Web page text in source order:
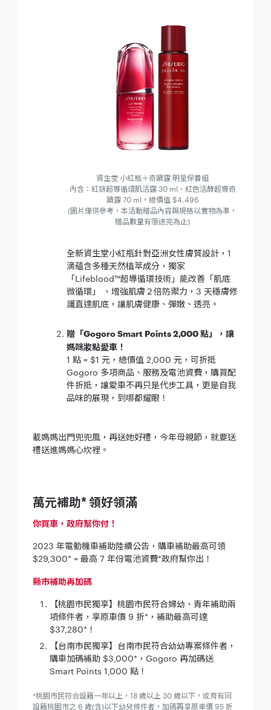
資生堂 小紅瓶＋奇蹟露 明星保養組
內含：紅妍超導循環肌活露 30 ml、紅色活酵超導奇
蹟露 70 ml，總價值 $4,496
(圖片僅供參考，本活動贈品內容與規格以實物為準，
贈品數量有限送完為止)
全新資生堂小紅瓶針對亞洲女性膚質設計，1
滴蘊含多種天然植萃成分，獨家
「Lifeblood™超導循環技術」能改善「肌底
微循環」 、增強肌膚２倍防禦力，3 天穩膚修
護直達肌底，讓肌膚健康、彈嫩、透亮。
贈「Gogoro Smart Points 2,000 點」，讓
媽咪妝點愛車！
1 點 = $1 元，總價值 2,000 元，可折抵
Gogoro 多項商品、服務及電池資費，購買配
件折抵，讓愛車不再只是代步工具，更是自我
品味的展現，到哪都耀眼！
載媽媽出門兜兜風，再送她好禮，今年母親節，就要送
禮送進媽媽心坎裡。
萬元補助* 領好領滿
你買車，政府幫你付！
2023 年電動機車補助陸續公告，購車補助最高可領
$29,300* = 最高 7 年份電池資費*政府幫你出！
縣市補助再加碼
【桃園市民獨享】桃園市民符合婦幼、青年補助兩
項條件者，享原車價 9 折*，補助最高可達
$37,280*！
【台南市民獨享】台南市民符合幼幼專案條件者，
購車加碼補助 $3,000*，Gogoro 再加碼送
Smart Points 1,000 點！
*桃園市民符合設籍一年以上，18 歲以上 30 歲以下，或育有同
設籍桃園市之 6 歲(含)以下幼兒條件者，加碼再享原車價 95 折